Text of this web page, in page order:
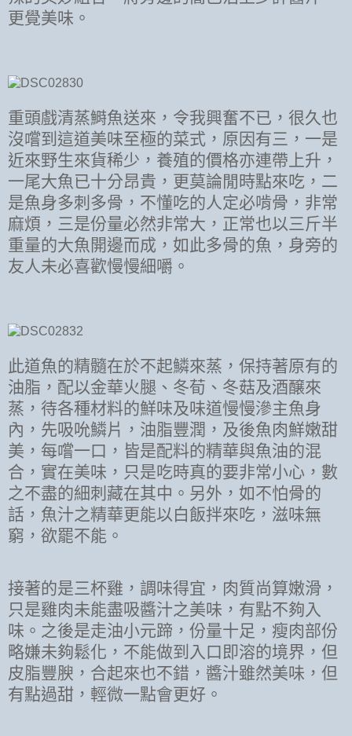
更覺美味。
重頭戲清蒸鰣魚送來，令我興奮不已，很久也
沒嚐到這道美味至極的菜式，原因有三，一是
近來野生來貨稀少，養殖的價格亦連帶上升，
一尾大魚已十分昂貴，更莫論閒時點來吃，二
是魚身多刺多骨，不懂吃的人定必啃骨，非常
麻煩，三是份量必然非常大，正常也以三斤半
重量的大魚開邊而成，如此多骨的魚，身旁的
友人未必喜歡慢慢細嚼。
此道魚的精髓在於不起鱗來蒸，保持著原有的
油脂，配以金華火腿、冬荀、冬菇及酒醸來
蒸，待各種材料的鮮味及味道慢慢滲主魚身
內，先吸吮鱗片，油脂豐潤，及後魚肉鮮嫩甜
美，每嚐一口，皆是配料的精華與魚油的混
合，實在美味，只是吃時真的要非常小心，數
之不盡的細刺藏在其中。另外，如不怕骨的
話，魚汁之精華更能以白飯拌來吃，滋味無
窮，欲罷不能。
接著的是三杯雞，調味得宜，肉質尚算嫩滑，
只是雞肉未能盡吸醬汁之美味，有點不夠入
味。之後是走油小元蹄，份量十足，瘦肉部份
略嫌未夠鬆化，不能做到入口即溶的境界，但
皮脂豐腴，合起來也不錯，醬汁雖然美味，但
有點過甜，輕微一點會更好。